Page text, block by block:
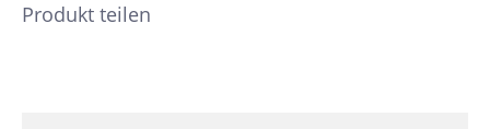
Produkt teilen